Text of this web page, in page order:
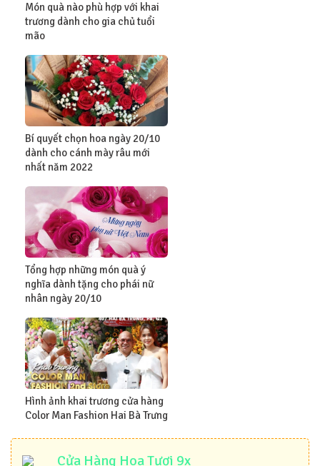
Món quà nào phù hợp với khai
trương dành cho gia chủ tuổi
mão
Bí quyết chọn hoa ngày 20/10
dành cho cánh mày râu mới
nhất năm 2022
Tổng hợp những món quà ý
nghĩa dành tặng cho phái nữ
nhân ngày 20/10
Hình ảnh khai trương cửa hàng
Color Man Fashion Hai Bà Trưng
Cửa Hàng Hoa Tươi 9x